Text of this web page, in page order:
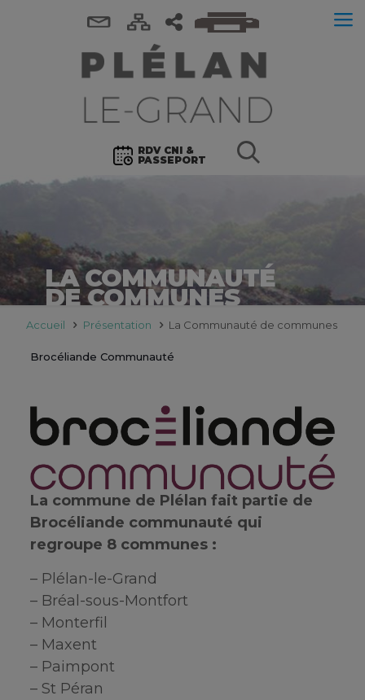
RDV CNI &
PASSEPORT
LA COMMUNAUTÉ
DE COMMUNES
Accueil Présentation La Communauté de communes
Brocéliande Communauté
La commune de Plélan fait partie de
Brocéliande communauté qui
regroupe 8 communes :
– Plélan-le-Grand
– Bréal-sous-Montfort
– Monterfil
– Maxent
– Paimpont
– St Péran